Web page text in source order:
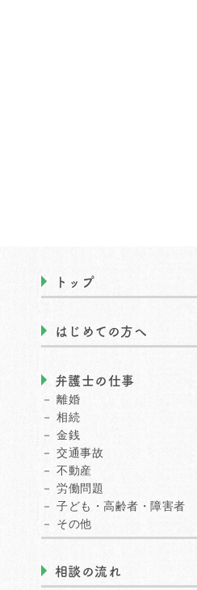
トップ
はじめての方へ
弁護士の仕事
離婚
相続
金銭
交通事故
不動産
労働問題
子ども・高齢者・障害者
その他
相談の流れ